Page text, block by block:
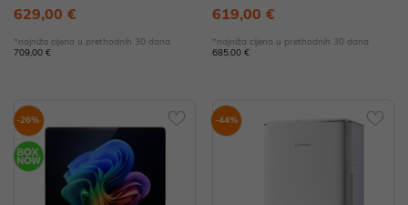
629,00 €
*najniža cijena u prethodnih 30 dana
709,00 €
619,00 €
*najniža cijena u prethodnih 30 dana
685,00 €
-26% -44%